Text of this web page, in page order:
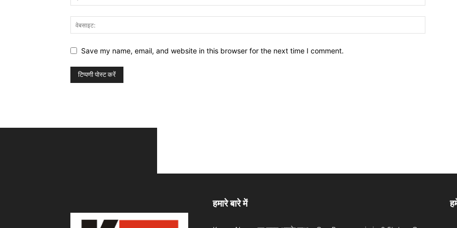
Save my name, email, and website in this browser for the next time I comment.
हमारे बारे में